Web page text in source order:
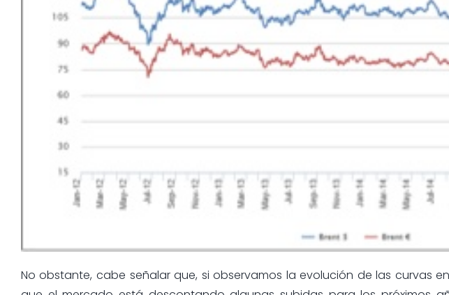
No obstante, cabe señalar que, si observamos la evolución de las curvas